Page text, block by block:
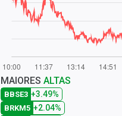
MAIORES ALTAS
BBSE3 +3.49%
BRKM5 +2.04%